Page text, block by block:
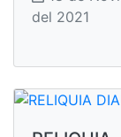
del 2021